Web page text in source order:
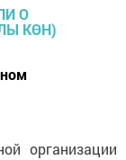
организации